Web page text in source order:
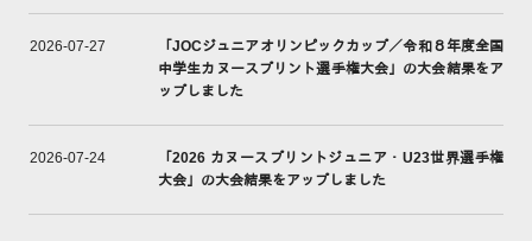
2026-07-27
「JOCジュニアオリンピックカップ／令和８年度全国
中学生カヌースプリント選手権大会」の大会結果をア
ップしました
2026-07-24
「2026 カヌースプリントジュニア・U23世界選手権
大会」の大会結果をアップしました